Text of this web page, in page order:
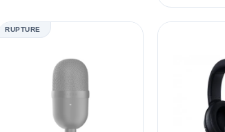
RUPTURE